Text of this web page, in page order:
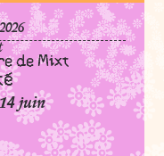
de Mixt
juin
2026